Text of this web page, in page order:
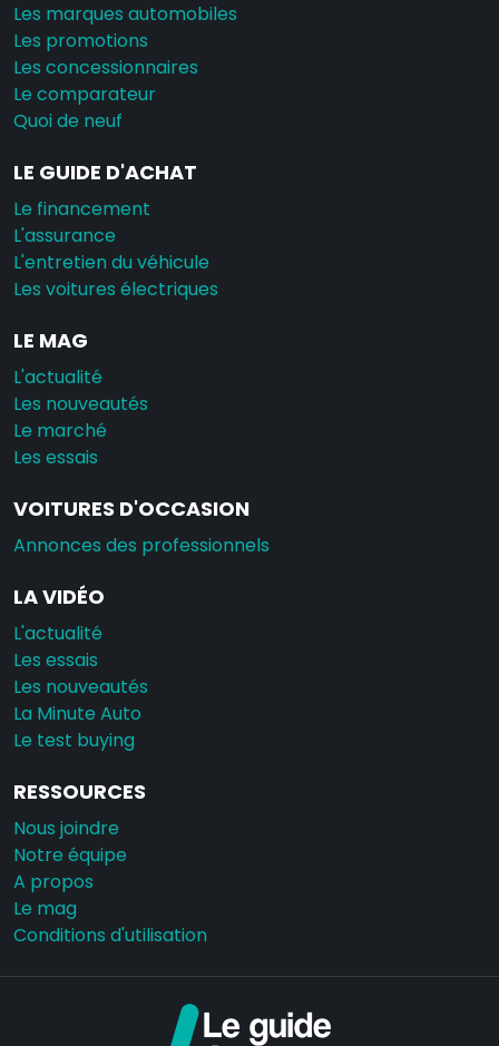
Les marques automobiles
Les promotions
Les concessionnaires
Le comparateur
Quoi de neuf
LE GUIDE D'ACHAT
Le financement
L'assurance
L'entretien du véhicule
Les voitures électriques
LE MAG
L'actualité
Les nouveautés
Le marché
Les essais
VOITURES D'OCCASION
Annonces des professionnels
LA VIDÉO
L'actualité
Les essais
Les nouveautés
La Minute Auto
Le test buying
RESSOURCES
Nous joindre
Notre équipe
A propos
Le mag
Conditions d'utilisation